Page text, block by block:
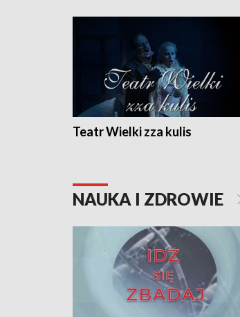
Teatr Wielki zza kulis
NAUKA I ZDROWIE